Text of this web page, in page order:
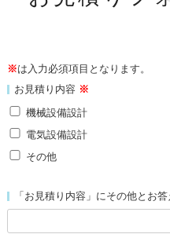
※は入力必須項目となります。
お見積り内容 ※
機械設備設計
電気設備設計
その他
「お見積り内容」にその他とお